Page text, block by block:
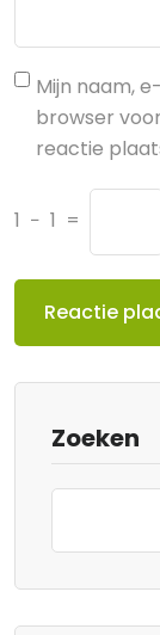
Mijn naam,
browser
reactie
1 − 1 =
Zoeken